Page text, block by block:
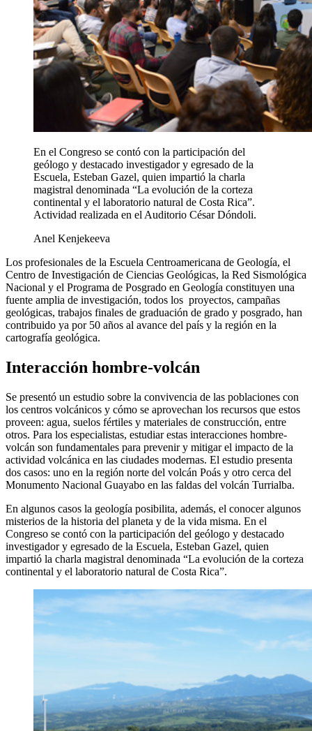
En el Congreso se contó con la participación del
geólogo y destacado investigador y egresado de la
Escuela, Esteban Gazel, quien impartió la charla
magistral denominada “La evolución de la corteza
continental y el laboratorio natural de Costa Rica”.
Actividad realizada en el Auditorio César Dóndoli.
Anel Kenjekeeva
Los profesionales de la Escuela Centroamericana de Geología, el
Centro de Investigación de Ciencias Geológicas, la Red Sismológica
Nacional y el Programa de Posgrado en Geología constituyen una
fuente amplia de investigación, todos los proyectos, campañas
geológicas, trabajos finales de graduación de grado y posgrado, han
contribuido ya por 50 años al avance del país y la región en la
cartografía geológica.
Interacción hombre-volcán
Se presentó un estudio sobre la convivencia de las poblaciones con
los centros volcánicos y cómo se aprovechan los recursos que estos
proveen: agua, suelos fértiles y materiales de construcción, entre
otros. Para los especialistas, estudiar estas interacciones hombre-
volcán son fundamentales para prevenir y mitigar el impacto de la
actividad volcánica en las ciudades modernas. El estudio presenta
dos casos: uno en la región norte del volcán Poás y otro cerca del
Monumento Nacional Guayabo en las faldas del volcán Turrialba.
En algunos casos la geología posibilita, además, el conocer algunos
misterios de la historia del planeta y de la vida misma. En el
Congreso se contó con la participación del geólogo y destacado
investigador y egresado de la Escuela, Esteban Gazel, quien
impartió la charla magistral denominada “La evolución de la corteza
continental y el laboratorio natural de Costa Rica”.